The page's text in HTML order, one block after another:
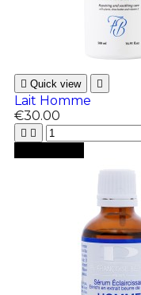
 Quick view 
Lait Homme
€30.00
 